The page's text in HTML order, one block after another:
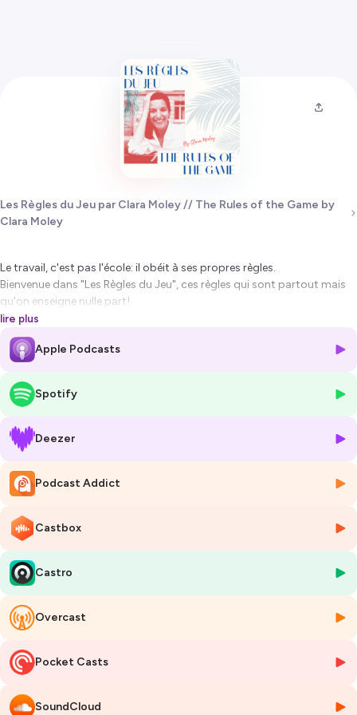
Les Règles du Jeu par Clara Moley // The Rules of the Game by
Clara Moley
Le travail, c'est pas l'école: il obéit à ses propres règles.
Bienvenue dans "Les Règles du Jeu", ces règles qui sont partout mais
qu'on enseigne nulle part!
Ici, on explore comment naviguer au quotidien dans l'entreprise, les
défis du monde professionnel, et ce qui est en notre pouvoir pour les
surmonter.
meilleur parti de la situation que l'on occupe et aller vers son prochain
meilleur pas.
situation de minorité
Création, réalisation, production: Clara Moley
pour plus d'informations.
lire plus
Apple Podcasts
Spotify
Deezer
Podcast Addict
Castbox
Castro
Overcast
Pocket Casts
SoundCloud